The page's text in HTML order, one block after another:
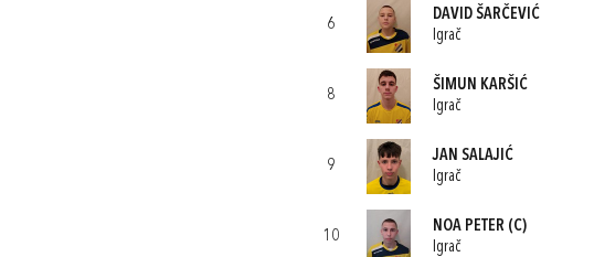
6
DAVID ŠARČEVIĆ
Igrač
8
ŠIMUN KARŠIĆ
Igrač
9
JAN SALAJIĆ
Igrač
10
NOA PETER (C)
Igrač